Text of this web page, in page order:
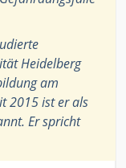
Heidelberg
am
2015 ist er als
Er spricht